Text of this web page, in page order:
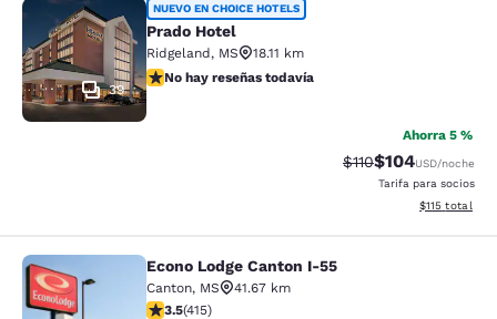
Prado Hotel
39
NUEVO EN CHOICE HOTELS
Prado Hotel
Ridgeland, MS
18.11 km
No hay reseñas todavía
No hay reseñas todavía
Ahorra 5 %
Precio tachado:
$110Precio con
$104USD/noche
Tarifa para socios
Ver detalles
$115 total
Econo Lodge Canton I-55
Econo Lodge Canton I-55
Canton, MS
41.67 km
calificación de 3.45 estrellas. Bueno. 415 reseñas
3.5(415)